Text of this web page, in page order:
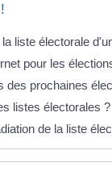
liste électorale
pour les
des prochaines
listes électorales ?
de la liste